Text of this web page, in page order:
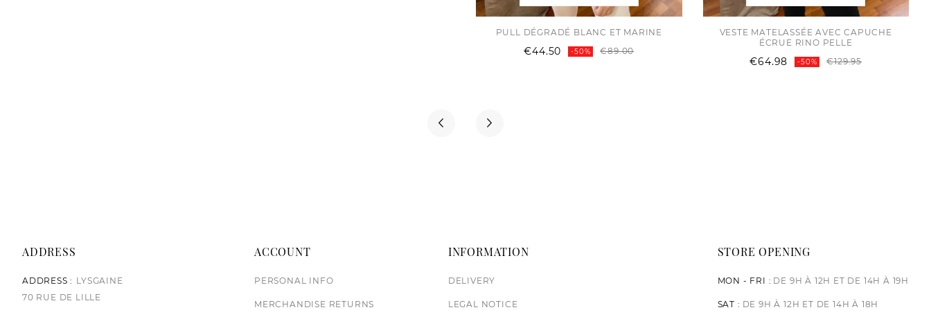
PULL DÉGRADÉ BLANC ET MARINE
€44.50 -50% €89.00Regular
Price
VESTE MATELASSÉE AVEC CAPUCHE
ÉCRUE RINO PELLE
€64.98 -50% €129.95Regular
Price
ADDRESS
ADDRESS : LYSGAINE
70 RUE DE LILLE
ACCOUNT
PERSONAL INFO
MERCHANDISE RETURNS
INFORMATION
DELIVERY
LEGAL NOTICE
STORE OPENING
MON - FRI : DE 9H À 12H ET DE 14H À 19H
SAT : DE 9H À 12H ET DE 14H À 18H